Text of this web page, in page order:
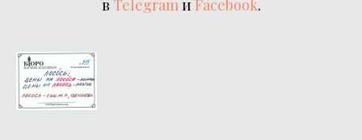
в Telegramи Facebook.